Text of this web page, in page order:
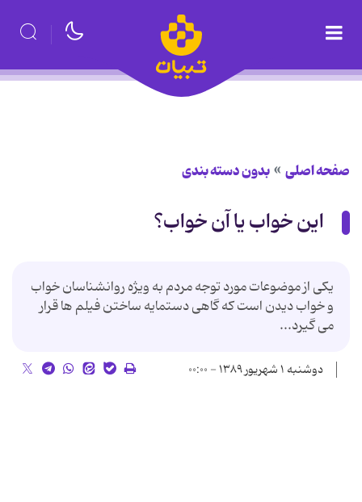
صفحه اصلی بدون دسته بندی
این خواب یا آن خواب؟
یکی از موضوعات مورد توجه مردم به ویژه روانشناسان خواب
و خواب دیدن است که گاهی دستمایه ساختن فیلم ها قرار
می گیرد...
دوشنبه ۱ شهریور ۱۳۸۹ - ۰۰:۰۰